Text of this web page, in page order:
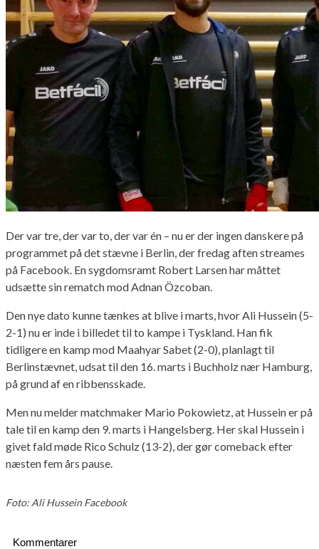
Der var tre, der var to, der var én – nu er der ingen danskere på
programmet på det stævne i Berlin, der fredag aften streames
på Facebook. En sygdomsramt Robert Larsen har måttet
udsætte sin rematch mod Adnan Özcoban.
Den nye dato kunne tænkes at blive i marts, hvor Ali Hussein (5-
2-1) nu er inde i billedet til to kampe i Tyskland. Han fik
tidligere en kamp mod Maahyar Sabet (2-0), planlagt til
Berlinstævnet, udsat til den 16. marts i Buchholz nær Hamburg,
på grund af en ribbensskade.
Men nu melder matchmaker Mario Pokowietz, at Hussein er på
tale til en kamp den 9. marts i Hangelsberg. Her skal Hussein i
givet fald møde Rico Schulz (13-2), der gør comeback efter
næsten fem års pause.
Foto: Ali Hussein Facebook
Kommentarer